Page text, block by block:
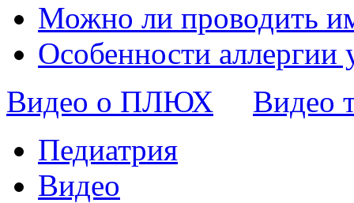
Можно ли проводить
Особенности аллергии
Видео о ПЛЮХ
Видео
Педиатрия
Видео